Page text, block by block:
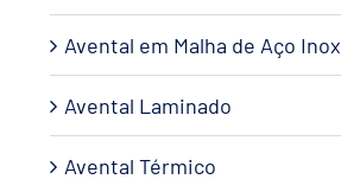
Avental em Malha de Aço Inox
Avental Laminado
Avental Térmico